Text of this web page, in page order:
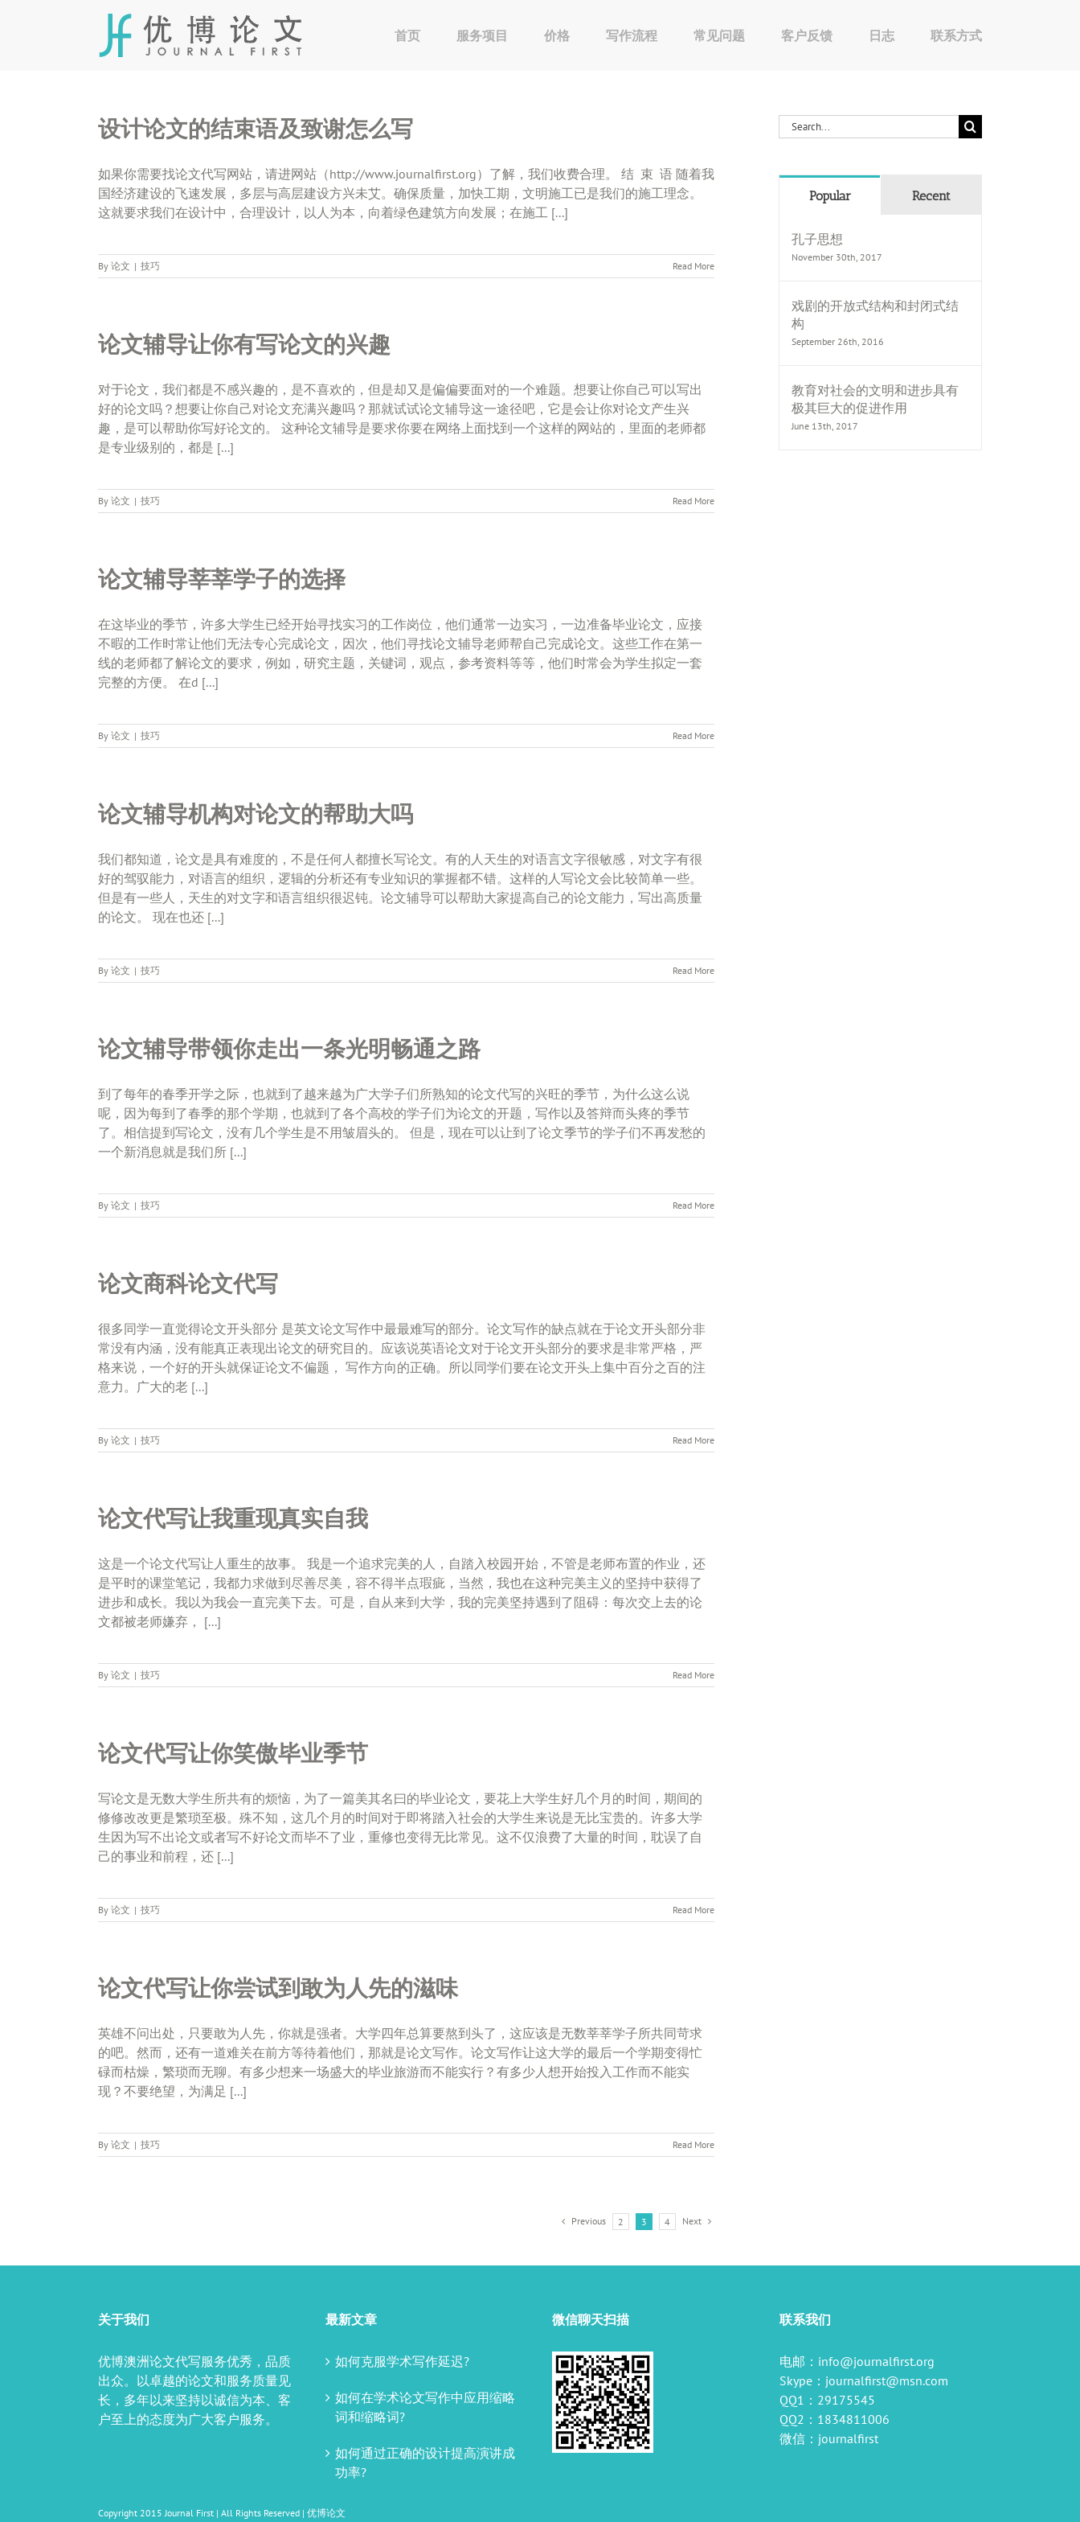
首页 服务项目 价格 写作流程 常见问题 客户反馈 日志 联系方式
设计论文的结束语及致谢怎么写
如果你需要找论文代写网站，请进网站（http://www.journalfirst.org）了解，我们收费合理。 结 束 语 随着我
国经济建设的飞速发展，多层与高层建设方兴未艾。确保质量，加快工期，文明施工已是我们的施工理念。
这就要求我们在设计中，合理设计，以人为本，向着绿色建筑方向发展；在施工 [...]
By 论文 | 技巧 Read More
论文辅导让你有写论文的兴趣
对于论文，我们都是不感兴趣的，是不喜欢的，但是却又是偏偏要面对的一个难题。想要让你自己可以写出
好的论文吗？想要让你自己对论文充满兴趣吗？那就试试论文辅导这一途径吧，它是会让你对论文产生兴
趣，是可以帮助你写好论文的。 这种论文辅导是要求你要在网络上面找到一个这样的网站的，里面的老师都
是专业级别的，都是 [...]
By 论文 | 技巧 Read More
论文辅导莘莘学子的选择
在这毕业的季节，许多大学生已经开始寻找实习的工作岗位，他们通常一边实习，一边准备毕业论文，应接
不暇的工作时常让他们无法专心完成论文，因次，他们寻找论文辅导老师帮自己完成论文。这些工作在第一
线的老师都了解论文的要求，例如，研究主题，关键词，观点，参考资料等等，他们时常会为学生拟定一套
完整的方便。 在d [...]
By 论文 | 技巧 Read More
论文辅导机构对论文的帮助大吗
我们都知道，论文是具有难度的，不是任何人都擅长写论文。有的人天生的对语言文字很敏感，对文字有很
好的驾驭能力，对语言的组织，逻辑的分析还有专业知识的掌握都不错。这样的人写论文会比较简单一些。
但是有一些人，天生的对文字和语言组织很迟钝。论文辅导可以帮助大家提高自己的论文能力，写出高质量
的论文。 现在也还 [...]
By 论文 | 技巧 Read More
论文辅导带领你走出一条光明畅通之路
到了每年的春季开学之际，也就到了越来越为广大学子们所熟知的论文代写的兴旺的季节，为什么这么说
呢，因为每到了春季的那个学期，也就到了各个高校的学子们为论文的开题，写作以及答辩而头疼的季节
了。相信提到写论文，没有几个学生是不用皱眉头的。 但是，现在可以让到了论文季节的学子们不再发愁的
一个新消息就是我们所 [...]
By 论文 | 技巧 Read More
论文商科论文代写
很多同学一直觉得论文开头部分 是英文论文写作中最最难写的部分。论文写作的缺点就在于论文开头部分非
常没有内涵，没有能真正表现出论文的研究目的。应该说英语论文对于论文开头部分的要求是非常严格，严
格来说，一个好的开头就保证论文不偏题， 写作方向的正确。所以同学们要在论文开头上集中百分之百的注
意力。广大的老 [...]
By 论文 | 技巧 Read More
论文代写让我重现真实自我
这是一个论文代写让人重生的故事。 我是一个追求完美的人，自踏入校园开始，不管是老师布置的作业，还
是平时的课堂笔记，我都力求做到尽善尽美，容不得半点瑕疵，当然，我也在这种完美主义的坚持中获得了
进步和成长。我以为我会一直完美下去。可是，自从来到大学，我的完美坚持遇到了阻碍：每次交上去的论
文都被老师嫌弃， [...]
By 论文 | 技巧 Read More
论文代写让你笑傲毕业季节
写论文是无数大学生所共有的烦恼，为了一篇美其名曰的毕业论文，要花上大学生好几个月的时间，期间的
修修改改更是繁琐至极。殊不知，这几个月的时间对于即将踏入社会的大学生来说是无比宝贵的。许多大学
生因为写不出论文或者写不好论文而毕不了业，重修也变得无比常见。这不仅浪费了大量的时间，耽误了自
己的事业和前程，还 [...]
By 论文 | 技巧 Read More
论文代写让你尝试到敢为人先的滋味
英雄不问出处，只要敢为人先，你就是强者。大学四年总算要熬到头了，这应该是无数莘莘学子所共同苛求
的吧。然而，还有一道难关在前方等待着他们，那就是论文写作。论文写作让这大学的最后一个学期变得忙
碌而枯燥，繁琐而无聊。有多少想来一场盛大的毕业旅游而不能实行？有多少人想开始投入工作而不能实
现？不要绝望，为满足 [...]
By 论文 | 技巧 Read More
Previous 2 3 4 Next
Search
for:
Popular Recent
孔子思想
November 30th, 2017
戏剧的开放式结构和封闭式结
构
September 26th, 2016
教育对社会的文明和进步具有
极其巨大的促进作用
June 13th, 2017
关于我们
优博澳洲论文代写服务优秀，品质
出众。以卓越的论文和服务质量见
长，多年以来坚持以诚信为本、客
户至上的态度为广大客户服务。
最新文章
如何克服学术写作延迟?
如何在学术论文写作中应用缩略
词和缩略词?
如何通过正确的设计提高演讲成
功率?
微信聊天扫描 联系我们
电邮： info@journalfirst.org
Skype： journalfirst@msn.com
QQ1：29175545
QQ2：1834811006
微信：journalfirst
Copyright 2015 Journal First | All Rights Reserved | 优博论文